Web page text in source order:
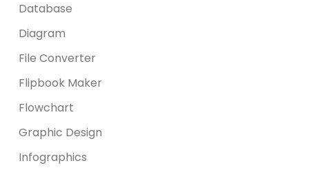
Database
Diagram
File Converter
Flipbook Maker
Flowchart
Graphic Design
Infographics